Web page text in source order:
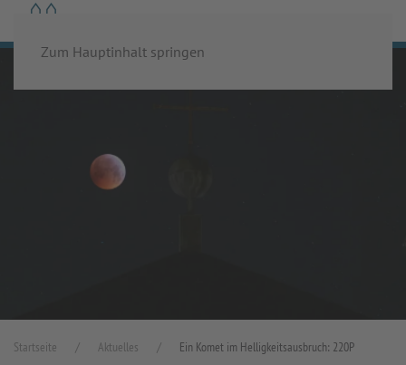
Zum Hauptinhalt springen
Startseite Aktuelles Ein Komet im Helligkeitsausbruch: 220P